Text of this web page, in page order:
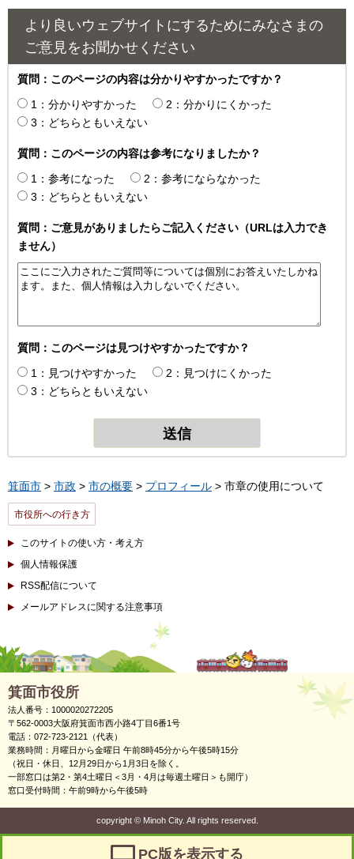
より良いウェブサイトにするためにみなさまの
ご意見をお聞かせください
質問：このページの内容は分かりやすかったですか？
1：分かりやすかった
2：分かりにくかった
3：どちらともいえない
質問：このページの内容は参考になりましたか？
1：参考になった
2：参考にならなかった
3：どちらともいえない
質問：ご意見がありましたらご記入ください（URLは入力でき
ません）
質問：このページは見つけやすかったですか？
1：見つけやすかった
2：見つけにくかった
3：どちらともいえない
箕面市 > 市政 > 市の概要 > プロフィール > 市章の使用について
市役所への行き方
このサイトの使い方・考え方
個人情報保護
RSS配信について
メールアドレスに関する注意事項
箕面市役所
法人番号：1000020272205
〒562-0003大阪府箕面市西小路4丁目6番1号
電話：072-723-2121（代表）
業務時間：月曜日から金曜日 午前8時45分から午後5時15分
（祝日・休日、12月29日から1月3日を除く。
一部窓口は第2・第4土曜日＜3月・4月は毎週土曜日＞も開庁）
窓口受付時間：午前9時から午後5時
copyright ©Minoh City. All rights reserved.
PC版を表示する